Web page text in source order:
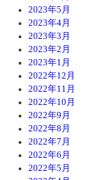
2023年5月
2023年4月
2023年3月
2023年2月
2023年1月
2022年12月
2022年11月
2022年10月
2022年9月
2022年8月
2022年7月
2022年6月
2022年5月